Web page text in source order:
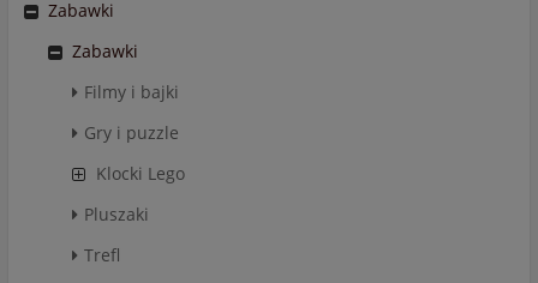
Zabawki
Zabawki
Filmy i bajki
Gry i puzzle
Klocki Lego
Pluszaki
Trefl